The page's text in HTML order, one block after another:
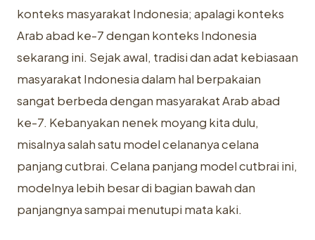
konteks masyarakat Indonesia; apalagi konteks
Arab abad ke-7 dengan konteks Indonesia
sekarang ini. Sejak awal, tradisi dan adat kebiasaan
masyarakat Indonesia dalam hal berpakaian
sangat berbeda dengan masyarakat Arab abad
ke-7. Kebanyakan nenek moyang kita dulu,
misalnya salah satu model celananya celana
panjang cutbrai. Celana panjang model cutbrai ini,
modelnya lebih besar di bagian bawah dan
panjangnya sampai menutupi mata kaki.